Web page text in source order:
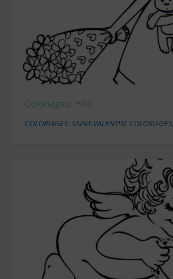
Coloriages: Fille
COLORIAGES: SAINT-VALENTIN COLORIAGES